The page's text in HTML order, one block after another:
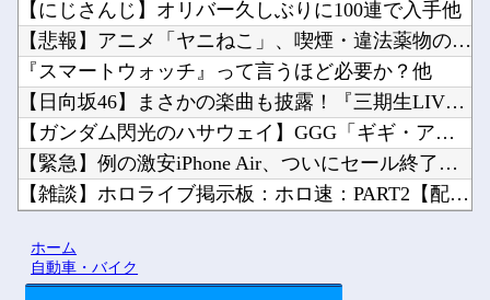
【にじさんじ】オリバー久しぶりに100連で入手他
【悲報】アニメ「ヤニねこ」、喫煙・違法薬物の使用がBPOで問...
『スマートウォッチ』って言うほど必要か？他
【日向坂46】まさかの楽曲も披露！『三期生LIVE』愛知公演...
【ガンダム閃光のハサウェイ】GGG「ギギ・アンダルシア 水着...
【緊急】例の激安iPhone Air、ついにセール終了のカウ...
【雑談】ホロライブ掲示板：ホロ速：PART2【配信実況可】他
ホーム
自動車・バイク